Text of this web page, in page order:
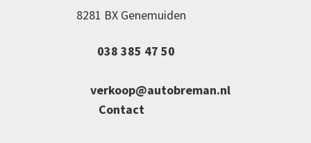
8281 BX Genemuiden
038 385 47 50
verkoop@autobreman.nl
Contact